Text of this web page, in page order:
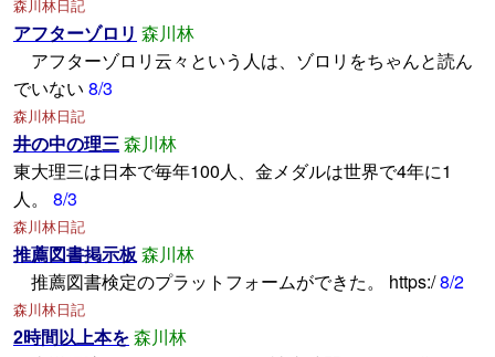
森川林日記
アフターゾロリ 森川林
アフターゾロリ云々という人は、ゾロリをちゃんと読ん
でいない 8/3
森川林日記
井の中の理三森川林
東大理三は日本で毎年100人、金メダルは世界で4年に1
人。 8/3
森川林日記
推薦図書掲示板森川林
推薦図書検定のプラットフォームができた。 https:/8/2
森川林日記
2時間以上本を森川林